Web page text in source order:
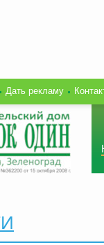
Дать рекламу